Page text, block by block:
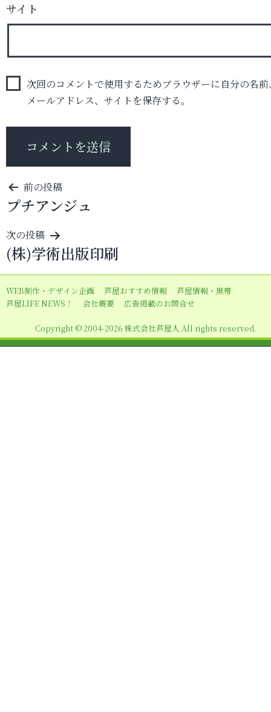
サイト
次回のコメントで使用するためブラウザーに自分の名前
メールアドレス、サイトを保存する。
投
稿
ナ
ビ
ゲ
ー
シ
ン
前の投稿
プチアンジュ
次の投稿
(株)学術出版印刷
WEB制作・デザイン企画 芦屋おすすめ情報
芦屋情報・黒帯
芦屋LIFE NEWS！
会社概要 広告掲載のお問合せ
Copyright © 2004-2026 株式会社芦屋人 All rights reserved.